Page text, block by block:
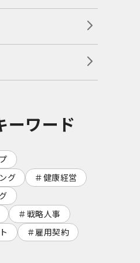
ーワード
グ
健康経営
戦略人事
雇用契約